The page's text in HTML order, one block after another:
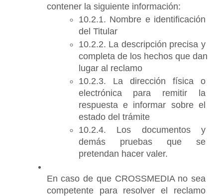
contener la siguiente información:
10.2.1. Nombre e identificación
del Titular
10.2.2. La descripción precisa y
completa de los hechos que dan
lugar al reclamo
10.2.3. La dirección física o
electrónica para remitir la
respuesta e informar sobre el
estado del trámite
10.2.4. Los documentos y
demás pruebas que se
pretendan hacer valer.
En caso de que CROSSMEDIA no sea
competente para resolver el reclamo